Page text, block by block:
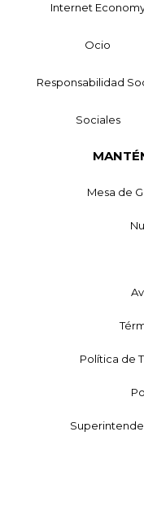
Internet
Ocio
Responsabilidad
Sociales
Mesa de
Política de